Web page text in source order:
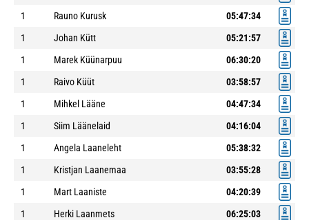
1
Rauno Kurusk
05:47:34
1
Johan Kütt
05:21:57
1
Marek Küünarpuu
06:30:20
1
Raivo Küüt
03:58:57
1
Mihkel Lääne
04:47:34
1
Siim Läänelaid
04:16:04
1
Angela Laaneleht
05:38:32
1
Kristjan Laanemaa
03:55:28
1
Mart Laaniste
04:20:39
1
Herki Laanmets
06:25:03